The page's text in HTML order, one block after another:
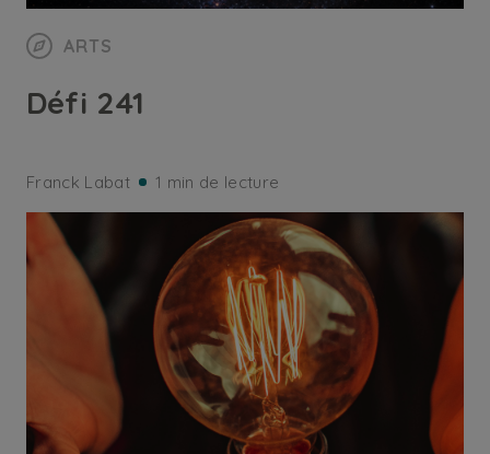
ARTS
Défi 241
Franck Labat 1 min de lecture